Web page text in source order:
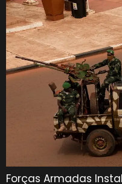
Forças Armadas